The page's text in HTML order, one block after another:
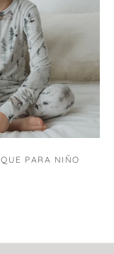
PARA NIÑO